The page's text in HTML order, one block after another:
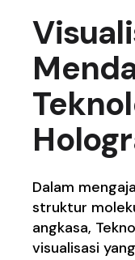
Dalam
struktur
angkasa,
visualisasi